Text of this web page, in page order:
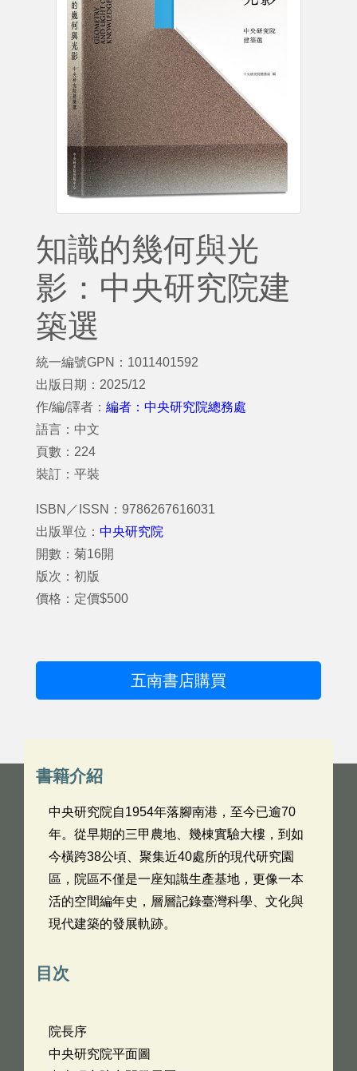
知識的幾何與光
影：中央研究院建
築選
統一編號GPN：1011401592
出版日期：2025/12
作/編/譯者： 編者：中央研究院總務處
語言：中文
頁數：224
裝訂：平裝
ISBN／ISSN：9786267616031
出版單位： 中央研究院
開數：菊16開
版次：初版
價格：定價$500
五南書店購買
書籍介紹
中央研究院自1954年落腳南港，至今已逾70
年。從早期的三甲農地、幾棟實驗大樓，到如
今橫跨38公頃、聚集近40處所的現代研究園
區，院區不僅是一座知識生產基地，更像一本
活的空間編年史，層層記錄臺灣科學、文化與
現代建築的發展軌跡。
目次
院長序
中央研究院平面圖